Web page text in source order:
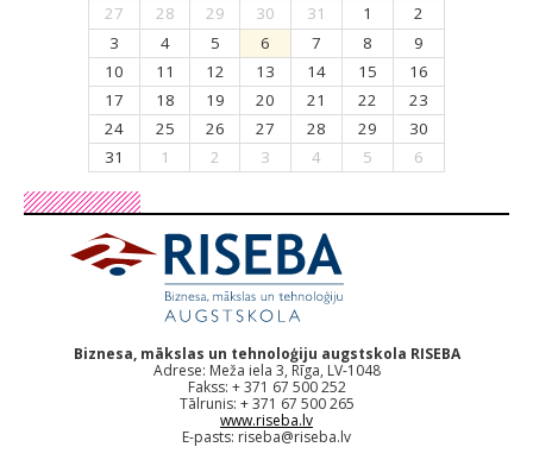
27
28 29 30 31 1
2
3
4 5 6 7 8
9
10
11 12 13 14 15
16
17
18 19 20 21 22
23
24
25 26 27 28 29
30
31
1 2 3 4 5 6
Biznesa, mākslas un tehnoloģiju augstskola RISEBA
Adrese: Meža iela 3, Rīga, LV-1048
Fakss: + 371 67 500 252
Tālrunis: + 371 67 500 265
www.riseba.lv
E-pasts: riseba@riseba.lv